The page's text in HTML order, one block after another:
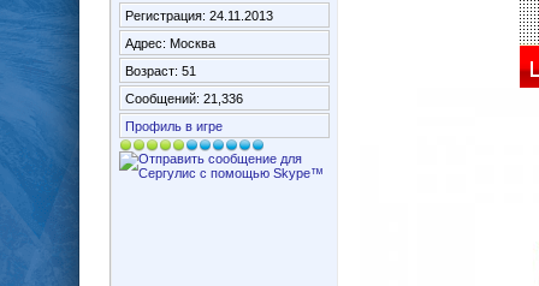
Регистрация: 24.11.2013
Адрес: Москва
Возраст: 51
Сообщений: 21,336
Профиль в игре